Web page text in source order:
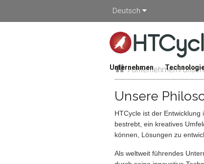
Deutsch
UnternehmenUnternehmen
Unsere
HTCycle ist der
bestrebt, ein kreatives
können, Lösungen zu
Als weltweit führendes